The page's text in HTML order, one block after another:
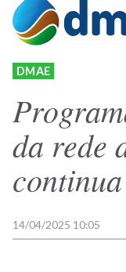
DMAE
da rede
14/04/2025 10:05